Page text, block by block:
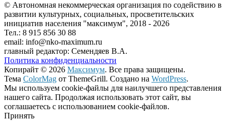
© Автономная некоммерческая организация по содействию в
развитии культурных, социальных, просветительских
инициатив населения "максимум", 2018 - 2026
Тел.: 8 915 856 30 88
email: info@nko-maximum.ru
главный редактор: Семендяев В.А.
Политика конфиденциальности
Копирайт © 2026 Максимум. Все права защищены.
Тема ColorMag от ThemeGrill. Создано на WordPress.
Мы используем cookie-файлы для наилучшего представления
нашего сайта. Продолжая использовать этот сайт, вы
соглашаетесь с использованием cookie-файлов.
Принять